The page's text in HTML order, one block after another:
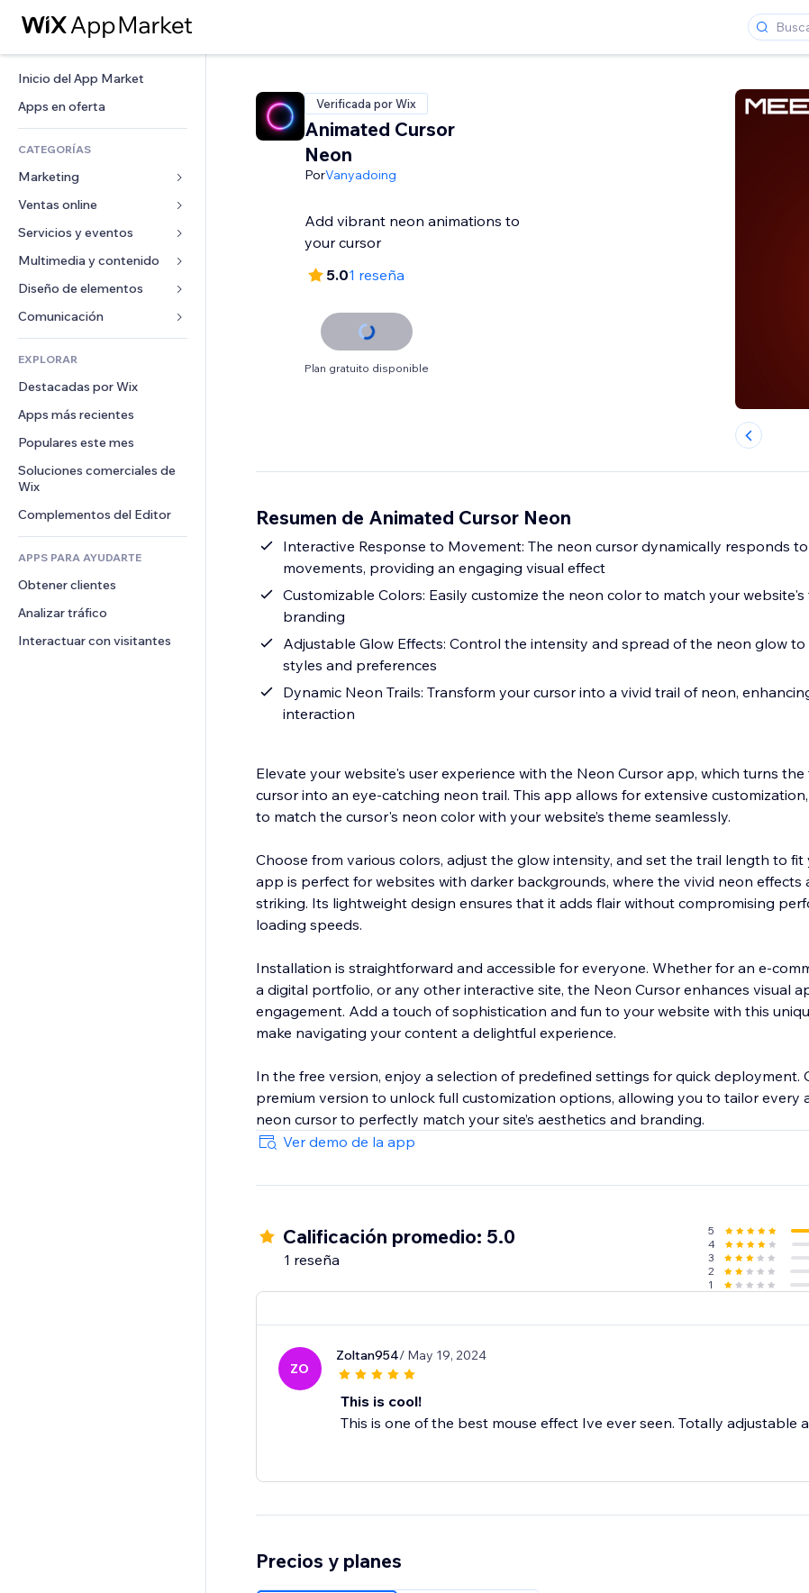
Inicio del App Market
Apps en oferta
CATEGORÍAS
Marketing
Anuncios
Móvil
Analíticas
Anuncios del sitio
Email
Ventas online
Apps para tiendas
Envíos y entregas
Botones de venta
Contabilidad
Cupones y fidelización
Almacenamiento de mercancía
Crowdfunding
Alimentos y bebidas
Servicios y eventos
Hoteles
Eventos
Restaurantes
Inmobiliarias
Reservas
Multimedia y contenido
Galerías
Música
Pódcast
Fotografía
Video
PDF
Compartir archivos
Noticias
Servicios de contenido
Efectos de texto
Diseño de elementos
Mapas y navegación
Privacidad y seguridad
Reloj
Plantillas para páginas
Efectos de imágenes
Botones y menús
Banners e insignias
Calculadoras
Buscar
Formularios
Encuestas
Chat
Comentarios
Teléfono
Comunidad
Reseñas y testimonios
EXPLORAR
Destacadas por Wix
Apps más recientes
Populares este mes
Soluciones comerciales de
Wix
Complementos del Editor
APPS PARA AYUDARTE
Obtener clientes
Analizar tráfico
Interactuar con visitantes
Verificada por Wix
Animated Cursor
Neon
PorVanyadoing
Add vibrant neon animations to
your cursor
5.01 reseña
Plan gratuito disponible
Resumen de Animated Cursor Neon
Interactive Response to Movement: The neon cursor dynamically responds
movements, providing an engaging visual effect
Customizable Colors: Easily customize the neon color to match your
branding
Adjustable Glow Effects: Control the intensity and spread of the neon glow
styles and preferences
Dynamic Neon Trails: Transform your cursor into a vivid trail of neon,
interaction
Elevate your website's user experience with the Neon Cursor app, which turns
cursor into an eye-catching neon trail. This app allows for extensive
to match the cursor's neon color with your website’s theme seamlessly.
Choose from various colors, adjust the glow intensity, and set the trail length to fit
app is perfect for websites with darker backgrounds, where the vivid neon effects
striking. Its lightweight design ensures that it adds flair without compromising
loading speeds.
Installation is straightforward and accessible for everyone. Whether for an e-
a digital portfolio, or any other interactive site, the Neon Cursor enhances visual
engagement. Add a touch of sophistication and fun to your website with this
make navigating your content a delightful experience.
In the free version, enjoy a selection of predefined settings for quick deployment.
premium version to unlock full customization options, allowing you to tailor every
neon cursor to perfectly match your site’s aesthetics and branding.
Ver demo de la app
Calificación promedio: 5.0
1 reseña
5
4
3
2
1
ZO
Zoltan954/ May 19, 2024
This is cool!
This is one of the best mouse effect Ive ever seen. Totally adjustable
Precios y planes